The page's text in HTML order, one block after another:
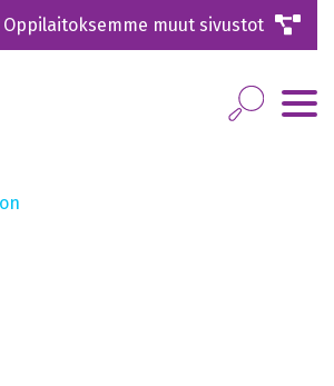
Oppilaitoksemme muut sivustot